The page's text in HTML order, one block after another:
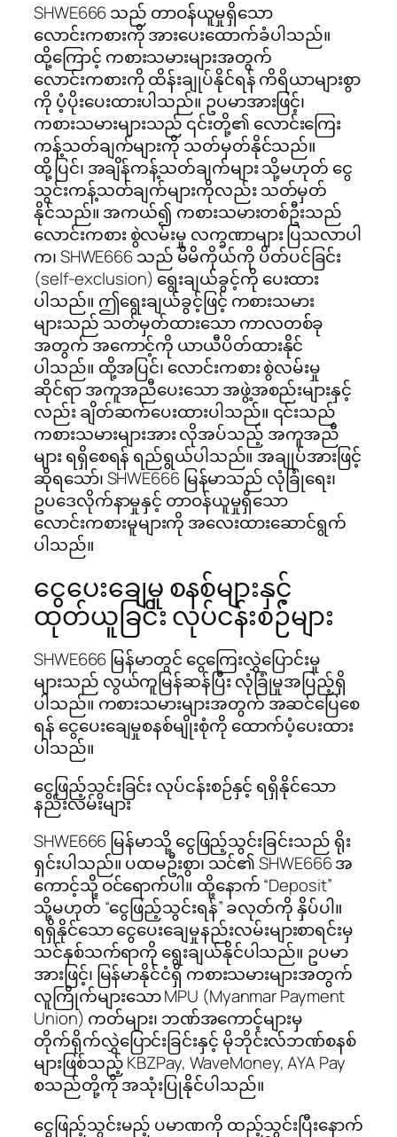
SHWE666 သည် တာဝန်ယူမှုရှိသော
လောင်းကစားကို အားပေးထောက်ခံပါသည်။
ထို့ကြောင့် ကစားသမားများအတွက်
လောင်းကစားကို ထိန်းချုပ်နိုင်ရန် ကိရိယာများစွာ
ကို ပံ့ပိုးပေးထားပါသည်။ ဥပမာအားဖြင့်၊
ကစားသမားများသည် ၎င်းတို့၏ လောင်းကြေး
ကန့်သတ်ချက်များကို သတ်မှတ်နိုင်သည်။
ထို့ပြင်၊ အချိန်ကန့်သတ်ချက်များ သို့မဟုတ် ငွေ
သွင်းကန့်သတ်ချက်များကိုလည်း သတ်မှတ်
နိုင်သည်။ အကယ်၍ ကစားသမားတစ်ဦးသည်
လောင်းကစား စွဲလမ်းမှု လက္ခဏာများ ပြသလာပါ
က၊ SHWE666 သည် မိမိကိုယ်ကို ပိတ်ပင်ခြင်း
(self-exclusion) ရွေးချယ်ခွင့်ကို ပေးထား
ပါသည်။ ဤရွေးချယ်ခွင့်ဖြင့် ကစားသမား
များသည် သတ်မှတ်ထားသော ကာလတစ်ခု
အတွက် အကောင့်ကို ယာယီပိတ်ထားနိုင်
ပါသည်။ ထို့အပြင်၊ လောင်းကစား စွဲလမ်းမှု
ဆိုင်ရာ အကူအညီပေးသော အဖွဲ့အစည်းများနှင့်
လည်း ချိတ်ဆက်ပေးထားပါသည်။ ၎င်းသည်
ကစားသမားများအား လိုအပ်သည့် အကူအညီ
များ ရရှိစေရန် ရည်ရွယ်ပါသည်။ အချုပ်အားဖြင့်
ဆိုရသော်၊ SHWE666 မြန်မာသည် လုံခြုံရေး၊
ဥပဒေလိုက်နာမှုနှင့် တာဝန်ယူမှုရှိသော
လောင်းကစားမူများကို အလေးထားဆောင်ရွက်
ပါသည်။
ငွေပေးချေမှု စနစ်များနှင့်
ထုတ်ယူခြင်း လုပ်ငန်းစဉ်များ
SHWE666 မြန်မာတွင် ငွေကြေးလွှဲပြောင်းမှု
များသည် လွယ်ကူမြန်ဆန်ပြီး လုံခြုံမှုအပြည့်ရှိ
ပါသည်။ ကစားသမားများအတွက် အဆင်ပြေစေ
ရန် ငွေပေးချေမှုစနစ်မျိုးစုံကို ထောက်ပံ့ပေးထား
ပါသည်။
ငွေဖြည့်သွင်းခြင်း လုပ်ငန်းစဉ်နှင့် ရရှိနိုင်သော
နည်းလမ်းများ
SHWE666 မြန်မာသို့ ငွေဖြည့်သွင်းခြင်းသည် ရိုး
ရှင်းပါသည်။ ပထမဦးစွာ၊ သင်၏ SHWE666 အ
ကောင့်သို့ ဝင်ရောက်ပါ။ ထို့နောက် “Deposit”
သို့မဟုတ် “ငွေဖြည့်သွင်းရန်” ခလုတ်ကို နှိပ်ပါ။
ရရှိနိုင်သော ငွေပေးချေမှုနည်းလမ်းများစာရင်းမှ
သင်နှစ်သက်ရာကို ရွေးချယ်နိုင်ပါသည်။ ဥပမာ
အားဖြင့်၊ မြန်မာနိုင်ငံရှိ ကစားသမားများအတွက်
လူကြိုက်များသော MPU (Myanmar Payment
Union) ကတ်များ၊ ဘဏ်အကောင့်များမှ
တိုက်ရိုက်လွှဲပြောင်းခြင်းနှင့် မိုဘိုင်းလ်ဘဏ်စနစ်
များဖြစ်သည့် KBZPay, WaveMoney, AYA Pay
စသည်တို့ကို အသုံးပြုနိုင်ပါသည်။
ငွေဖြည့်သွင်းမည့် ပမာဏကို ထည့်သွင်းပြီးနောက်